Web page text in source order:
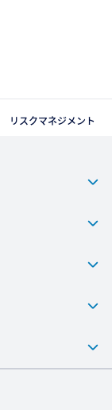
リスクマネジメント